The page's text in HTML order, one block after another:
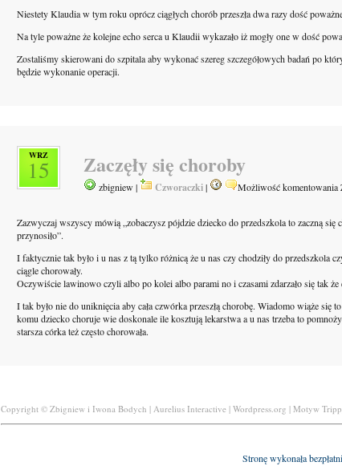
Niestety Klaudia w tym roku oprócz ciągłych chorób przeszła dwa razy dość
Na tyle poważne że kolejne echo serca u Klaudii wykazało iż mogły one w dość
Zostaliśmy skierowani do szpitala aby wykonać szereg szczegółowych badań po
będzie wykonanie operacji.
WRZ
15 Zaczęły się choroby
zbigniew | Czworaczki| Możliwość komentowania
Zazwyczaj wszyscy mówią „zobaczysz pójdzie dziecko do przedszkola to zaczną się
przynosiło”.
I faktycznie tak było i u nas z tą tylko różnicą że u nas czy chodziły do przedszkola
ciągle chorowały.
Oczywiście lawinowo czyli albo po kolei albo parami no i czasami zdarzało się tak że
I tak było nie do uniknięcia aby cała czwórka przeszłą chorobę. Wiadomo wiąże się
komu dziecko choruje wie doskonale ile kosztują lekarstwa a u nas trzeba to
starsza córka też często chorowała.
Copyright © Zbigniew i Iwona Bodych | Aurelius Interactive | Wordpress.org | Motyw
Stronę wykonała